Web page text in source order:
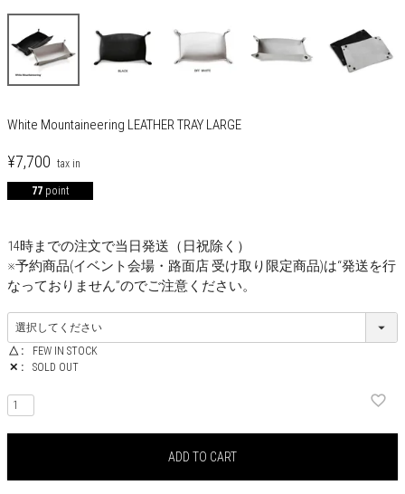
White Mountaineering LEATHER TRAY LARGE
¥7,700
77 point
14時までの注文で当日発送（日祝除く）
※予約商品(イベント会場・路面店 受け取り限定商品)は“発送を行
なっておりません”のでご注意ください。
△
FEW IN STOCK
✕
SOLD OUT
ADD TO CART